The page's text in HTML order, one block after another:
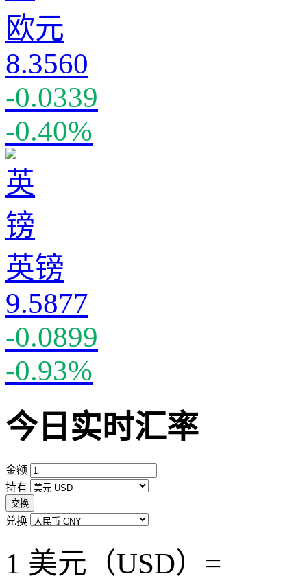
欧元
8.3560
-0.0339
-0.40%
英镑
9.5877
-0.0899
-0.93%
今日实时汇率
金额
持有
交换
兑换
1 美元（USD）=